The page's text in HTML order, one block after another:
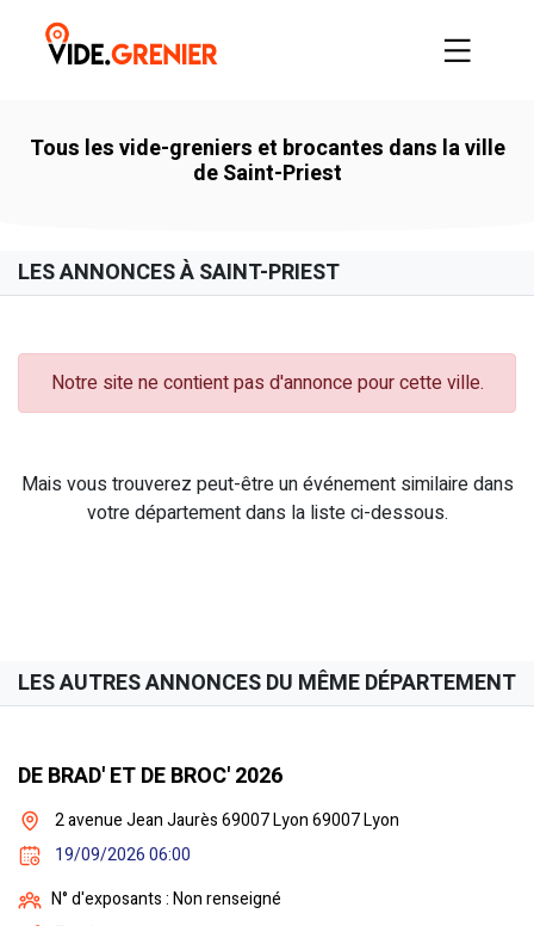
Tous les vide-greniers et brocantes dans la ville
de Saint-Priest
LES ANNONCES À SAINT-PRIEST
Notre site ne contient pas d'annonce pour cette ville.
Mais vous trouverez peut-être un événement similaire dans
votre département dans la liste ci-dessous.
LES AUTRES ANNONCES DU MÊME DÉPARTEMENT
DE BRAD' ET DE BROC' 2026
2 avenue Jean Jaurès 69007 Lyon 69007 Lyon
19/09/2026 06:00
N° d'exposants : Non renseigné